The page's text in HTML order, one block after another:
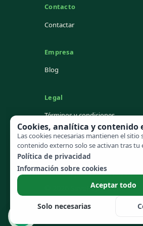
Cookies, analítica y contenido
Las cookies necesarias mantienen el sitio
contenido externo solo se activan tras tu
Política de privacidad
Información sobre cookies
Aceptar todo
Solo necesarias
Contacto
Contactar
Empresa
Blog
Legal
Términos y condiciones
Política de privacidad
Cookies
Aviso legal
Configuración de cookies
© 2026 SavePaperwork